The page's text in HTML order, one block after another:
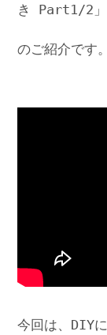
き Part1/2」
のご紹介です。
今回は、DIY